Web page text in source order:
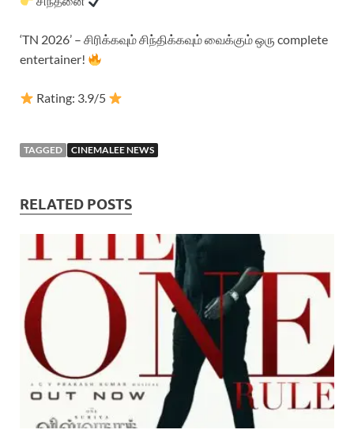
‘TN 2026’ – சிரிக்கவும் சிந்திக்கவும் வைக்கும் ஒரு complete
entertainer!
Rating: 3.9/5
TAGGED CINEMALEE NEWS
RELATED POSTS